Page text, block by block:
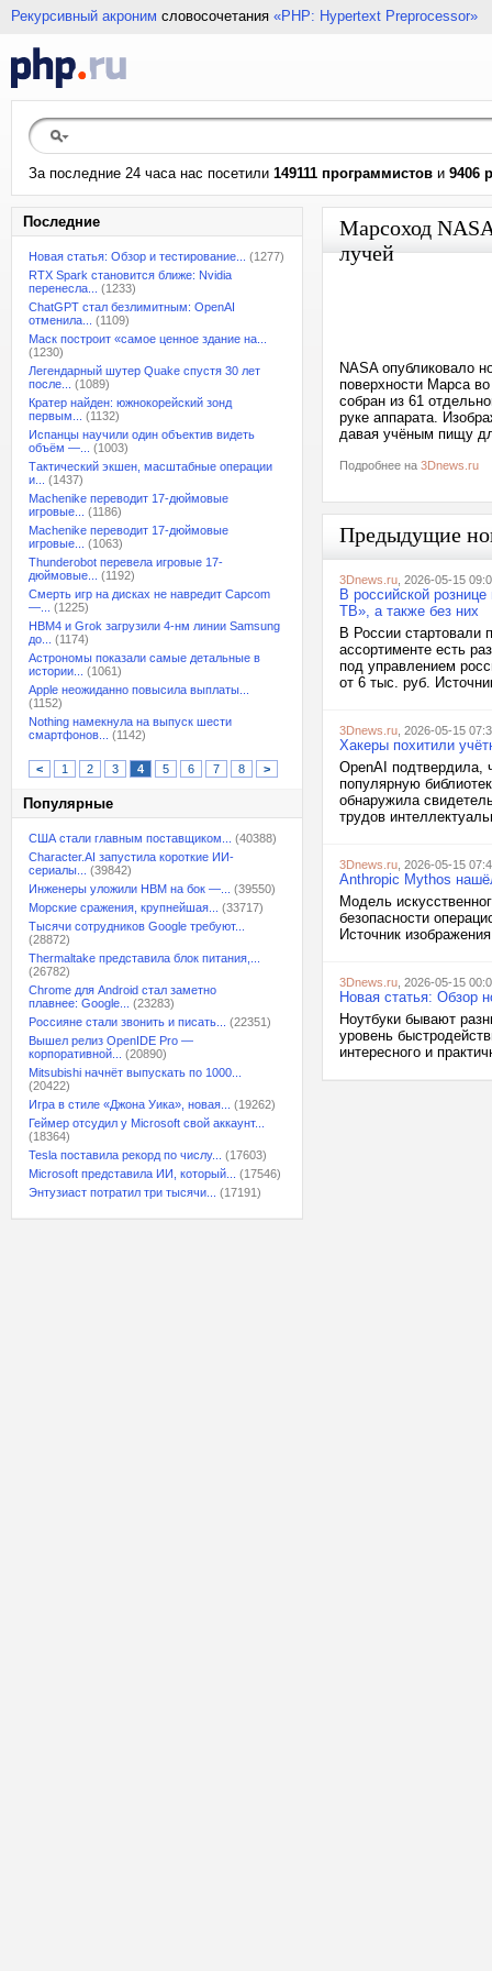
Рекурсивный акроним словосочетания «PHP: Hypertext Preprocessor»
За последние 24 часа нас посетили 149111 программистов и 9406
Последние
Новая статья: Обзор и тестирование...
(1277)
RTX Spark становится ближе: Nvidia
перенесла...
(1233)
ChatGPT стал безлимитным: OpenAI
отменила...
(1109)
Маск построит «самое ценное здание на...
(1230)
Легендарный шутер Quake спустя 30 лет
после...
(1089)
Кратер найден: южнокорейский зонд
первым...
(1132)
Испанцы научили один объектив видеть
объём —...
(1003)
Тактический экшен, масштабные операции
и...
(1437)
Machenike переводит 17-дюймовые
игровые...
(1186)
Machenike переводит 17-дюймовые
игровые...
(1063)
Thunderobot перевела игровые 17-
дюймовые...
(1192)
Смерть игр на дисках не навредит Capcom
—...
(1225)
HBM4 и Grok загрузили 4-нм линии Samsung
до...
(1174)
Астрономы показали самые детальные в
истории...
(1061)
Apple неожиданно повысила выплаты...
(1152)
Nothing намекнула на выпуск шести
смартфонов...
(1142)
< 1 2 3 4 5 6 7 8 >
Популярные
США стали главным поставщиком...
(40388)
Character.AI запустила короткие ИИ-
сериалы...
(39842)
Инженеры уложили HBM на бок —...
(39550)
Морские сражения, крупнейшая...
(33717)
Тысячи сотрудников Google требуют...
(28872)
Thermaltake представила блок питания,...
(26782)
Chrome для Android стал заметно
плавнее: Google...
(23283)
Россияне стали звонить и писать...
(22351)
Вышел релиз OpenIDE Pro —
корпоративной...
(20890)
Mitsubishi начнёт выпускать по 1000...
(20422)
Игра в стиле «Джона Уика», новая...
(19262)
Геймер отсудил у Microsoft свой аккаунт...
(18364)
Tesla поставила рекорд по числу...
(17603)
Microsoft представила ИИ, который...
(17546)
Энтузиаст потратил три тысячи...
(17191)
Марсоход
лучей
NASA опубликовало
поверхности Марса
собран из 61
руке аппарата.
давая учёным пищу
Подробнее на 3Dnews.ru
Предыдущие
3Dnews.ru , 2026-05-15
В российской
ТВ», а также без них
В России стартовали
ассортименте есть
под управлением
от 6 тыс. руб.
3Dnews.ru , 2026-05-15
Хакеры похитили
OpenAI подтвердила,
популярную
обнаружила
трудов
3Dnews.ru , 2026-05-15
Anthropic Mythos
Модель
безопасности
Источник
3Dnews.ru , 2026-05-15
Новая статья: Обзор
Ноутбуки бывают
уровень
интересного и